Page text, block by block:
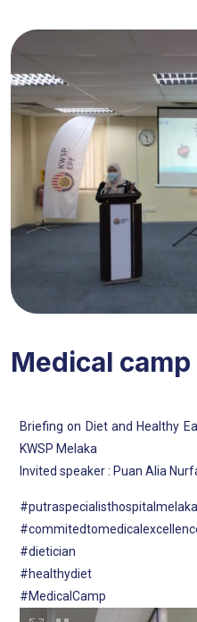
Medical camp
Briefing on Diet and Healthy
KWSP Melaka
Invited speaker : Puan Alia
#putraspecialisthospitalmelaka
#dietician
#healthydiet
#MedicalCamp